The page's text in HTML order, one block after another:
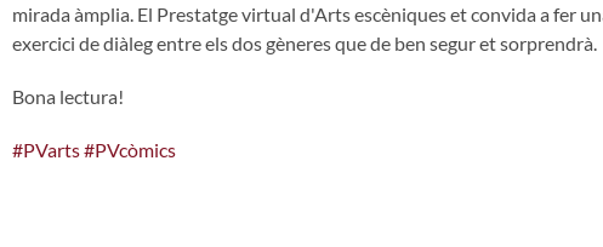
mirada àmplia. El Prestatge virtual d'Arts escèniques et convida a fer
exercici de diàleg entre els dos gèneres que de ben segur et sorprendrà.
Bona lectura!
#PVarts#PVcòmics